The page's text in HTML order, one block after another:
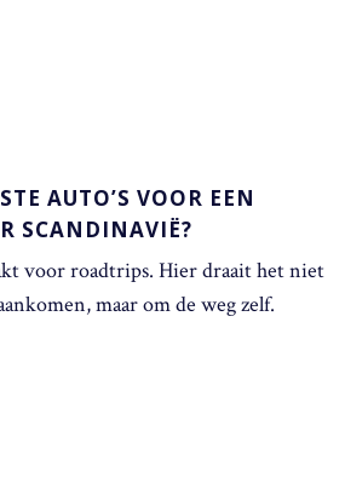
AUTO’S VOOR EEN
SCANDINAVIË?
voor roadtrips. Hier draait het niet
maar om de weg zelf.